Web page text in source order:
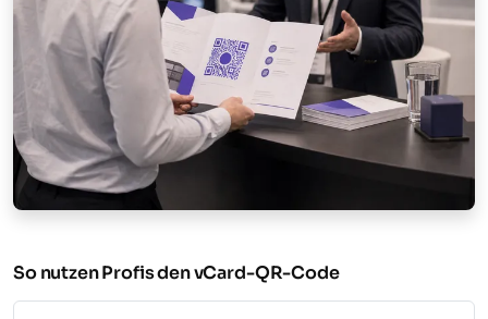
So nutzen Profis den vCard-QR-Code